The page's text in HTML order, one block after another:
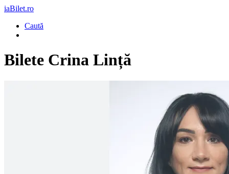
iaBilet.ro
Caută
Bilete Crina Lință